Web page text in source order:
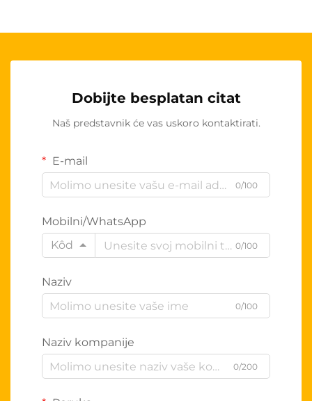
Dobijte besplatan citat
Naš predstavnik će vas uskoro kontaktirati.
E-mail
0/100
Mobilni/WhatsApp
Kôd
0/100
Naziv
0/100
Naziv kompanije
0/200